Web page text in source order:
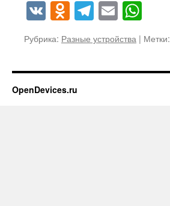
VKOdnoklassniki
Telegram
Email
Рубрика: Разные устройства | Метки:
OpenDevices.ru